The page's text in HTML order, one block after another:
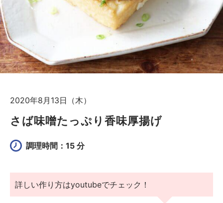
2020年8月13日（木）
さば味噌たっぷり香味厚揚げ
調理時間：15 分
詳しい作り方はyoutubeでチェック！